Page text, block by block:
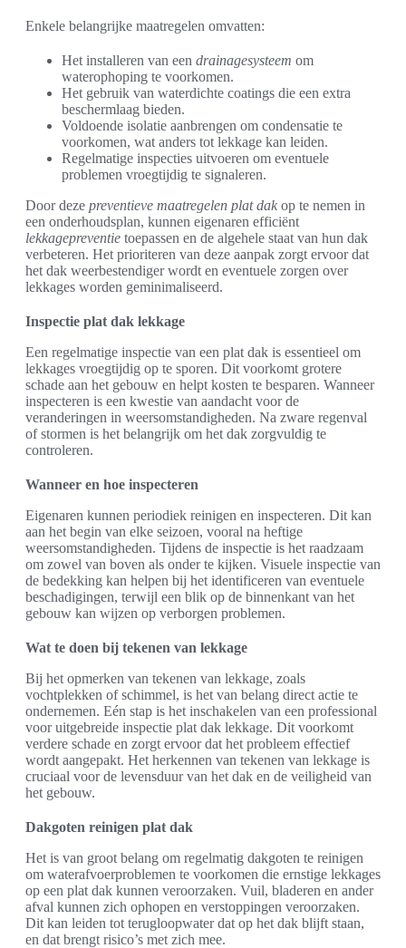
Enkele belangrijke maatregelen omvatten:
Het installeren van een drainagesysteem om
waterophoping te voorkomen.
Het gebruik van waterdichte coatings die een extra
beschermlaag bieden.
Voldoende isolatie aanbrengen om condensatie te
voorkomen, wat anders tot lekkage kan leiden.
Regelmatige inspecties uitvoeren om eventuele
problemen vroegtijdig te signaleren.
Door deze preventieve maatregelen plat dak op te nemen in
een onderhoudsplan, kunnen eigenaren efficiënt
lekkagepreventie toepassen en de algehele staat van hun dak
verbeteren. Het prioriteren van deze aanpak zorgt ervoor dat
het dak weerbestendiger wordt en eventuele zorgen over
lekkages worden geminimaliseerd.
Inspectie plat dak lekkage
Een regelmatige inspectie van een plat dak is essentieel om
lekkages vroegtijdig op te sporen. Dit voorkomt grotere
schade aan het gebouw en helpt kosten te besparen. Wanneer
inspecteren is een kwestie van aandacht voor de
veranderingen in weersomstandigheden. Na zware regenval
of stormen is het belangrijk om het dak zorgvuldig te
controleren.
Wanneer en hoe inspecteren
Eigenaren kunnen periodiek reinigen en inspecteren. Dit kan
aan het begin van elke seizoen, vooral na heftige
weersomstandigheden. Tijdens de inspectie is het raadzaam
om zowel van boven als onder te kijken. Visuele inspectie van
de bedekking kan helpen bij het identificeren van eventuele
beschadigingen, terwijl een blik op de binnenkant van het
gebouw kan wijzen op verborgen problemen.
Wat te doen bij tekenen van lekkage
Bij het opmerken van tekenen van lekkage, zoals
vochtplekken of schimmel, is het van belang direct actie te
ondernemen. Eén stap is het inschakelen van een professional
voor uitgebreide inspectie plat dak lekkage. Dit voorkomt
verdere schade en zorgt ervoor dat het probleem effectief
wordt aangepakt. Het herkennen van tekenen van lekkage is
cruciaal voor de levensduur van het dak en de veiligheid van
het gebouw.
Dakgoten reinigen plat dak
Het is van groot belang om regelmatig dakgoten te reinigen
om waterafvoerproblemen te voorkomen die ernstige lekkages
op een plat dak kunnen veroorzaken. Vuil, bladeren en ander
afval kunnen zich ophopen en verstoppingen veroorzaken.
Dit kan leiden tot terugloopwater dat op het dak blijft staan,
en dat brengt risico’s met zich mee.